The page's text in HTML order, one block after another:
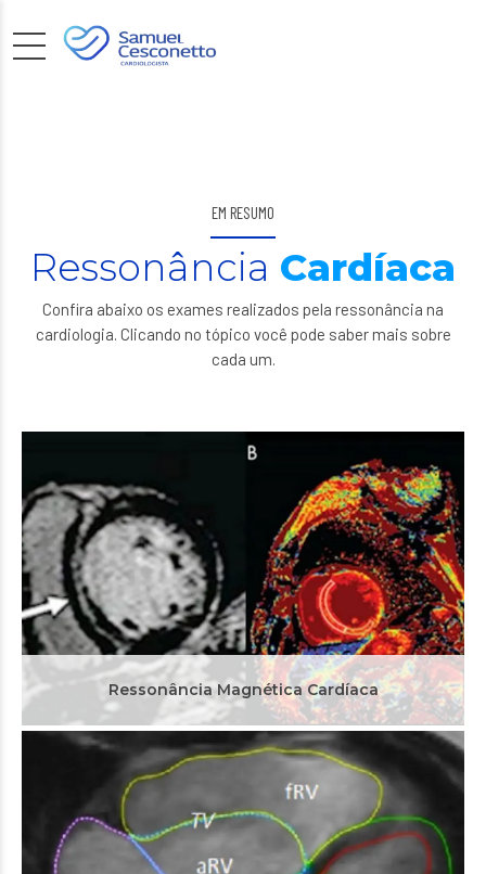
EM RESUMO
Ressonância Cardíaca
Confira abaixo os exames realizados pela ressonância na
cardiologia. Clicando no tópico você pode saber mais sobre
cada um.
Ressonância Magnética Cardíaca
Imagens detalhadas, diagnóstico preciso e monitoramento
avançado - a ressonância cardíaca revela o segredo do
Ressonância Magnética Cardíaca
Ressonância de Cardiopatias Congênitas
A ressonância cardíaca desvenda as nuances das cardiopatias
congênitas para um tratamento personalizado e uma vida
saudável.